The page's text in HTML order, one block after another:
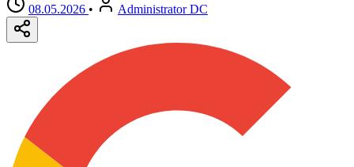
08.05.2026 • Administrator DC